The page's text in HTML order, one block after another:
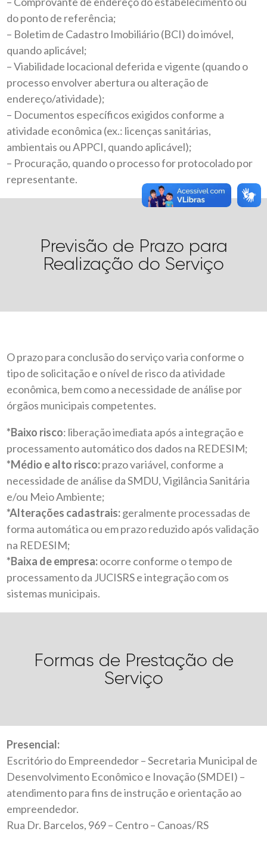
do ponto de referência;
– Boletim de Cadastro Imobiliário (BCI) do imóvel,
quando aplicável;
– Viabilidade locacional deferida e vigente (quando o
processo envolver abertura ou alteração de
endereço/atividade);
– Documentos específicos exigidos conforme a
atividade econômica (ex.: licenças sanitárias,
ambientais ou APPCI, quando aplicável);
– Procuração, quando o processo for protocolado por
representante.
Previsão de Prazo para
Realização do Serviço
O prazo para conclusão do serviço varia conforme o
tipo de solicitação e o nível de risco da atividade
econômica, bem como a necessidade de análise por
órgãos municipais competentes.
*Baixo risco: liberação imediata após a integração e
processamento automático dos dados na REDESIM;
*Médio e alto risco:prazo variável, conforme a
necessidade de análise da SMDU, Vigilância Sanitária
e/ou Meio Ambiente;
*Alterações cadastrais:geralmente processadas de
forma automática ou em prazo reduzido após validação
na REDESIM;
*Baixa de empresa:ocorre conforme o tempo de
processamento da JUCISRS e integração com os
sistemas municipais.
Formas de Prestação de
Serviço
Presencial:
Escritório do Empreendedor – Secretaria Municipal de
Desenvolvimento Econômico e Inovação (SMDEI) –
atendimento para fins de instrução e orientação ao
empreendedor.
Rua Dr. Barcelos, 969 – Centro – Canoas/RS